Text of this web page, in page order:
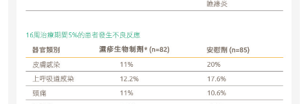
祝您健康愉快！